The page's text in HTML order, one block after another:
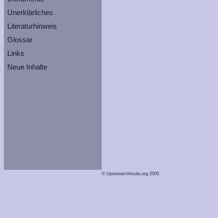
Unerklärliches
Literaturhinweis
Glossar
Links
Neue Inhalte
© UpstreamVistula.org 2005